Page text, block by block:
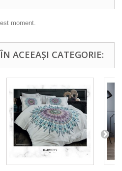
moment.
ACEEAȘI CATEGORIE: